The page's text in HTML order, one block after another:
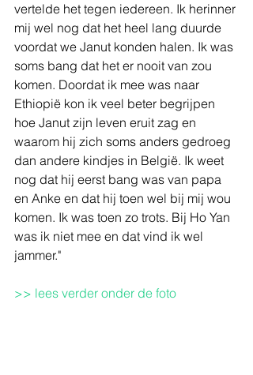
vertelde het tegen iedereen. Ik herinner
mij wel nog dat het heel lang duurde
voordat we Janut konden halen. Ik was
soms bang dat het er nooit van zou
komen. Doordat ik mee was naar
Ethiopië kon ik veel beter begrijpen
hoe Janut zijn leven eruit zag en
waarom hij zich soms anders gedroeg
dan andere kindjes in België. Ik weet
nog dat hij eerst bang was van papa
en Anke en dat hij toen wel bij mij wou
komen. Ik was toen zo trots. Bij Ho Yan
was ik niet mee en dat vind ik wel
jammer."
>> lees verder onder de foto